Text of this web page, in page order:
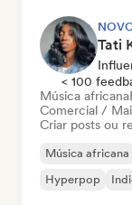
Tati
< 100
Música africana
Comercial /
Criar posts ou
Música africana
Hyperpop